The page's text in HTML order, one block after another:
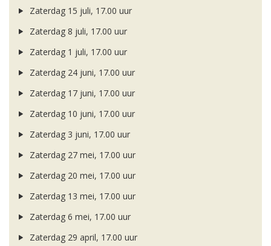
Zaterdag 15 juli, 17.00 uur
Zaterdag 8 juli, 17.00 uur
Zaterdag 1 juli, 17.00 uur
Zaterdag 24 juni, 17.00 uur
Zaterdag 17 juni, 17.00 uur
Zaterdag 10 juni, 17.00 uur
Zaterdag 3 juni, 17.00 uur
Zaterdag 27 mei, 17.00 uur
Zaterdag 20 mei, 17.00 uur
Zaterdag 13 mei, 17.00 uur
Zaterdag 6 mei, 17.00 uur
Zaterdag 29 april, 17.00 uur